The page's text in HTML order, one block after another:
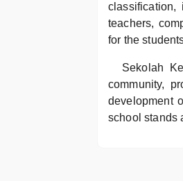
classification,
teachers,
for the
Sekolah
community,
development
school stands